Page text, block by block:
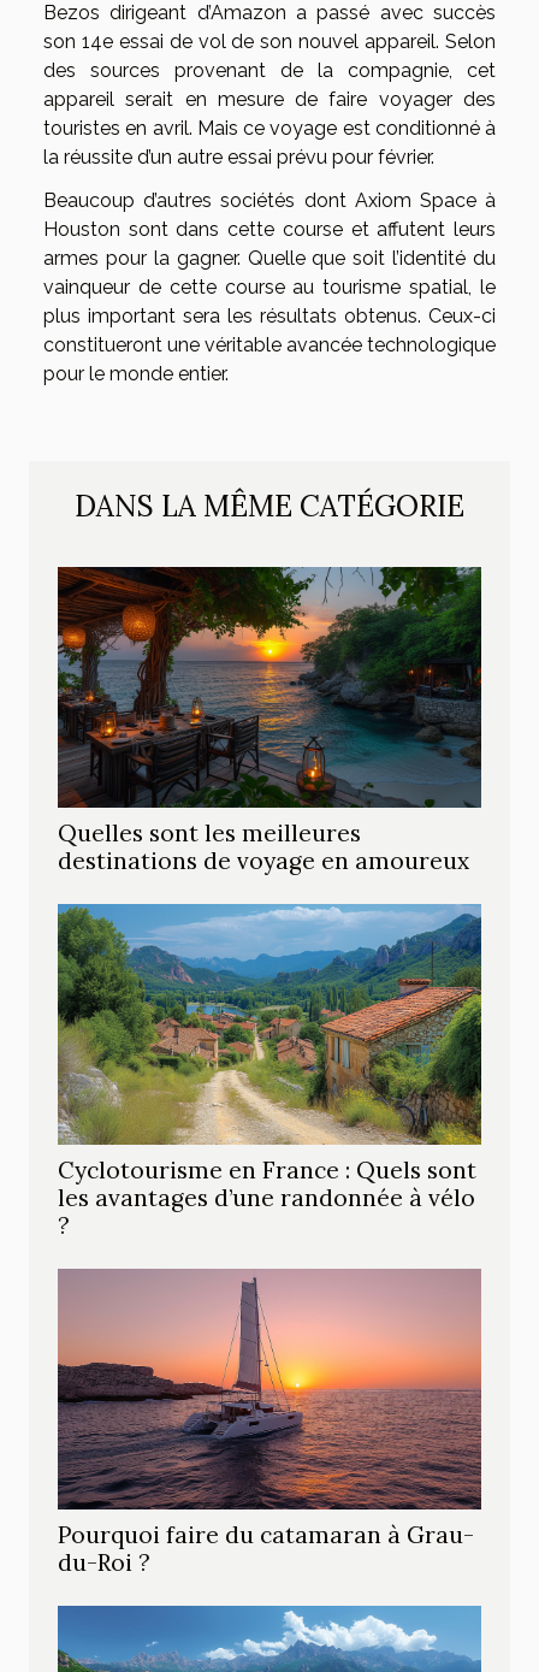
Bezos dirigeant d’Amazon a passé avec succès
son 14eessai de vol de son nouvel appareil. Selon
des sources provenant de la compagnie, cet
appareil serait en mesure de faire voyager des
touristes en avril. Mais ce voyage est conditionné à
la réussite d’un autre essai prévu pour février.
Beaucoup d’autres sociétés dont Axiom Space à
Houston sont dans cette course et affutent leurs
armes pour la gagner. Quelle que soit l’identité du
vainqueur de cette course au tourisme spatial, le
plus important sera les résultats obtenus. Ceux-ci
constitueront une véritable avancée technologique
pour le monde entier.
DANS LA MÊME CATÉGORIE
Quelles sont les meilleures
destinations de voyage en amoureux
Cyclotourisme en France : Quels sont
les avantages d’une randonnée à vélo
?
Pourquoi faire du catamaran à Grau-
du-Roi ?